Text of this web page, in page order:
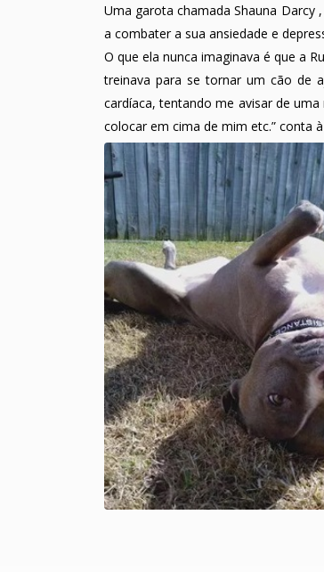
Uma garota chamada Shauna Darcy
a combater a sua ansiedade e
O que ela nunca imaginava é que a
treinava para se tornar um cão de
cardíaca, tentando me avisar de
colocar em cima de mim etc.” conta